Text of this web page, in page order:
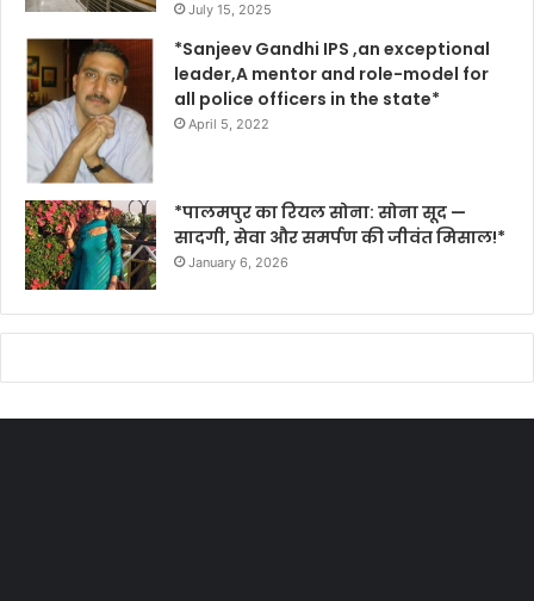
July 15, 2025
*Sanjeev Gandhi IPS ,an exceptional
leader,A mentor and role-model for
all police officers in the state*
April 5, 2022
*पालमपुर का रियल सोना: सोना सूद —
सादगी, सेवा और समर्पण की जीवंत मिसाल!*
January 6, 2026